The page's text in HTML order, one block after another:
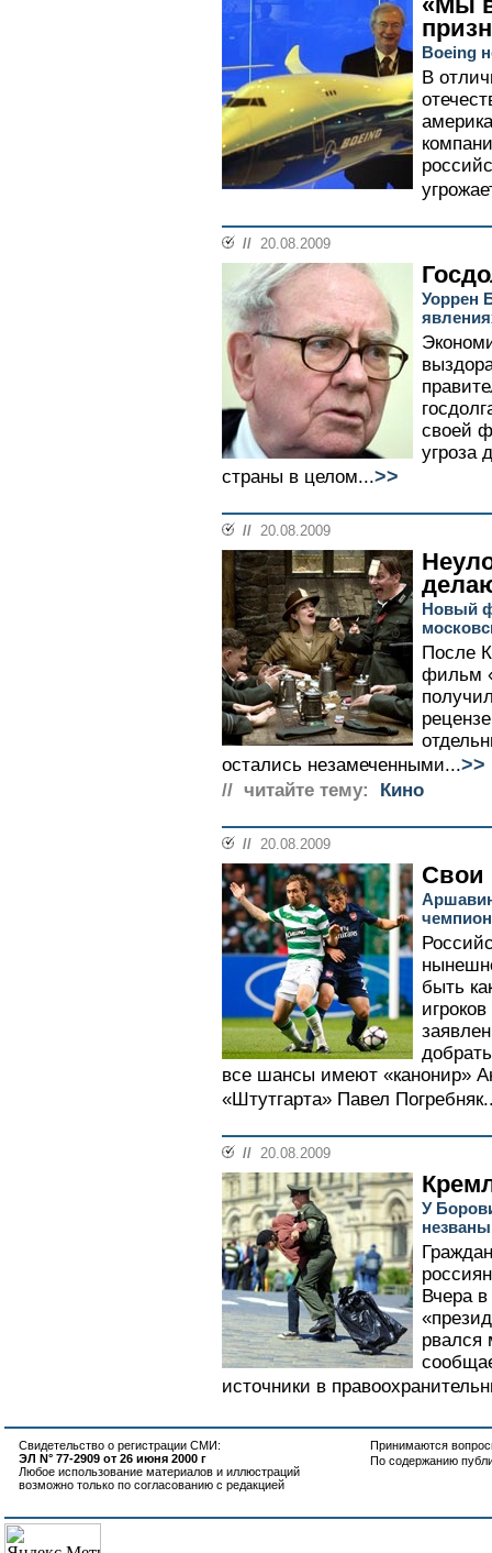
Boeing
В
// 20.08.2009
Уоррен
своей
угроза
страны в целом...>>
// 20.08.2009
Новый
После
фильм
остались незамеченными...>>
// читайте тему: Кино
// 20.08.2009
Свои
быть
все шансы имеют «канонир»
«Штутгарта» Павел
// 20.08.2009
У
Вчера
рвался
источники в
Свидетельство о регистрации СМИ:
ЭЛ N° 77-2909 от 26 июня 2000 г
Любое использование материалов и иллюстраций
возможно только по согласованию с редакцией
Принимаются
По содержанию